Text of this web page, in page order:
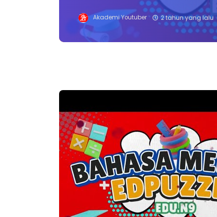
Akademi Youtuber 2 tahun yang lalu